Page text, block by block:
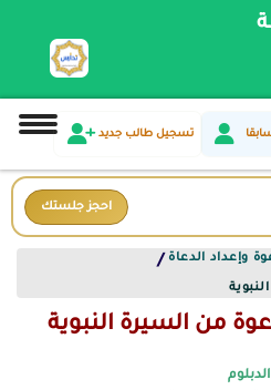
تسجيل طالب جديد
احجز جلستك
وإعداد الدعاة /
من السيرة النبوية
الدبلوم